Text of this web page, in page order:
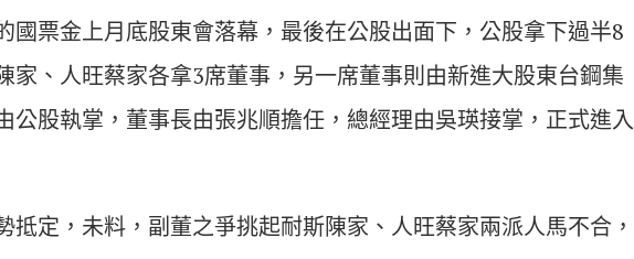
國票金上月底股東會落幕，最後在公股出面下，公股拿下過半8
家、人旺蔡家各拿3席董事，另一席董事則由新進大股東台鋼集
公股執掌，董事長由張兆順擔任，總經理由吳瑛接掌，正式進入
抵定，未料，副董之爭挑起耐斯陳家、人旺蔡家兩派人馬不合，